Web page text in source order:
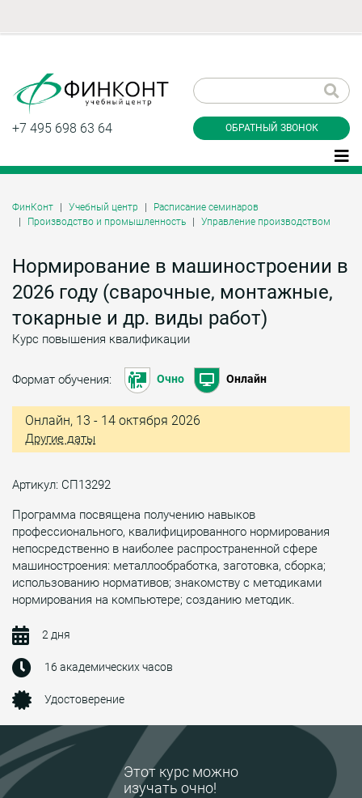
+7 495 698 63 64 ОБРАТНЫЙ ЗВОНОК
Этот курс можно
изучать очно!
ФинКонт Учебный центр
Расписание семинаров
Производство и промышленность
Управление производством
Нормирование в машиностроении в
2026 году (сварочные, монтажные,
токарные и др. виды работ)
Курс повышения квалификации
Формат обучения: Очно Онлайн
Онлайн, 13 - 14 октября 2026
Другие даты
Артикул: СП13292
Программа посвящена получению навыков
профессионального, квалифицированного нормирования
непосредственно в наиболее распространенной сфере
машиностроения: металлообработка, заготовка, сборка;
использованию нормативов; знакомству с методиками
нормирования на компьютере; созданию методик.
2 дня
16 академических часов
Удостоверение
звонок
Даю согласие на обработку персональных
Заказать